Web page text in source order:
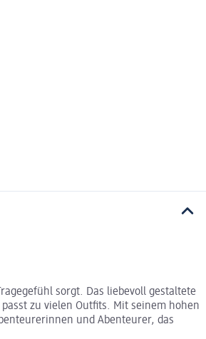
sorgt. Das liebevoll gestaltete
zu vielen Outfits. Mit seinem hohen
und Abenteurer, das